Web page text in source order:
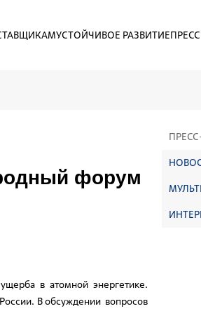
УСТОЙЧИВОЕ РАЗВИТИЕ
форум
в атомной энергетике.
В обсуждении вопросов